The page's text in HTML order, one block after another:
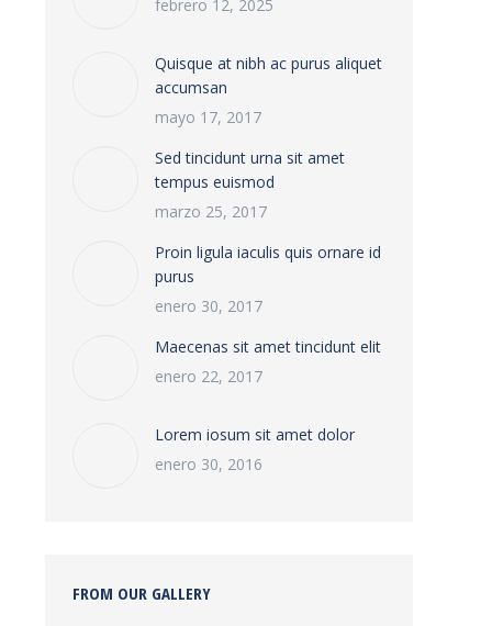
febrero 12, 2025
Quisque at nibh ac purus aliquet
accumsan
mayo 17, 2017
Sed tincidunt urna sit amet
tempus euismod
marzo 25, 2017
Proin ligula iaculis quis ornare id
purus
enero 30, 2017
Maecenas sit amet tincidunt elit
enero 22, 2017
Lorem iosum sit amet dolor
enero 30, 2016
FROM OUR GALLERY